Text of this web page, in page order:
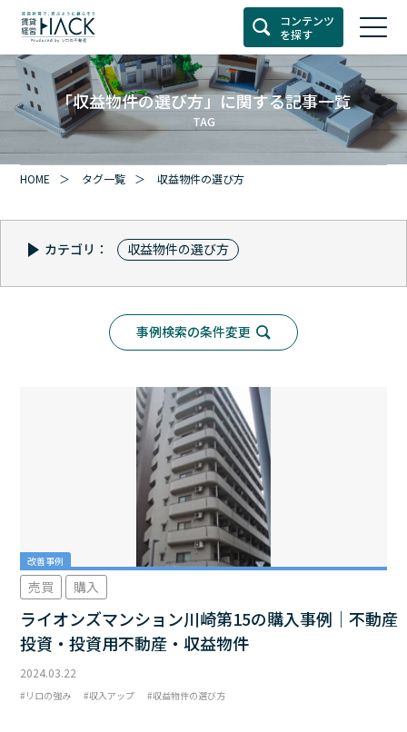
コンテンツ
を探す
「収益物件の選び方」に関する記事一覧
TAG
HOME タグ一覧 収益物件の選び方
カテゴリ： 収益物件の選び方
事例検索の条件変更
改善事例
売買 購入
ライオンズマンション川崎第15の購入事例｜不動産
投資・投資用不動産・収益物件
2024.03.22
リロの強み 収入アップ 収益物件の選び方